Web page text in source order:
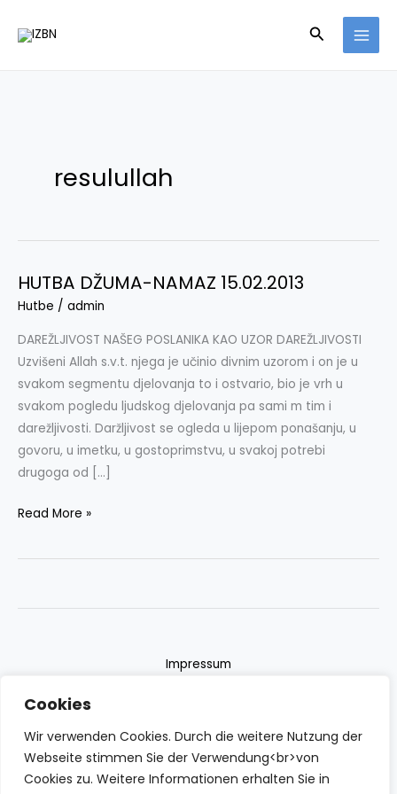
Cookies
Wir verwenden Cookies. Durch die weitere Nutzung der
Webseite stimmen Sie der Verwendung<br>von
Cookies zu. Weitere Informationen erhalten Sie in
Search
resulullah
HUTBA DŽUMA-NAMAZ 15.02.2013
Hutbe / admin
DAREŽLJIVOST NAŠEG POSLANIKA KAO UZOR DAREŽLJIVOSTI
Uzvišeni Allah s.v.t. njega je učinio divnim uzorom i on je u
svakom segmentu djelovanja to i ostvario, bio je vrh u
svakom pogledu ljudskog djelovanja pa sami m tim i
darežljivosti. Daržljivost se ogleda u lijepom ponašanju, u
govoru, u imetku, u gostoprimstvu, u svakoj potrebi
drugoga od […]
HUTBA
DŽUMA-
15.02.2013
Read More »
Impressum